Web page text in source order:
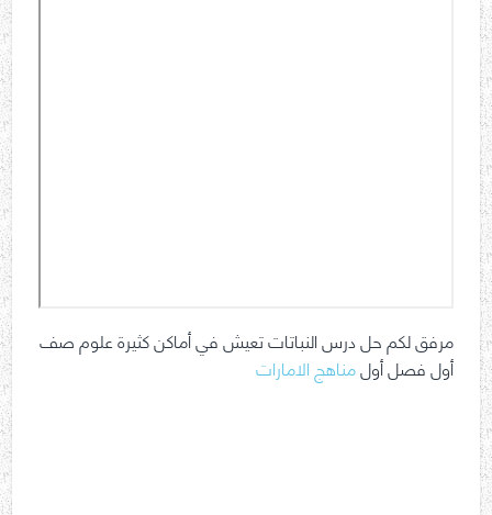
مرفق لكم حل درس النباتات تعيش في أماكن كثيرة علوم صف
أول فصل أولمناهج الامارات